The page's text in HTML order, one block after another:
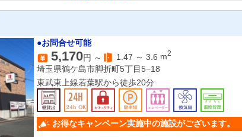
●お問合せ可能
5,170円 ～ 1.47 ～ 3.6 m2
埼玉県鶴ケ島市脚折町5丁目5−18
東武東上線若葉駅から徒歩20分
お得なキャンペーン実施中の施設がございます。